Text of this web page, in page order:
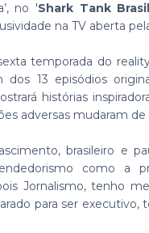
no 'Shark Tank Brasil
na TV aberta
temporada do
dos 13 episódios
histórias
adversas mudaram
brasileiro e
como a
Jornalismo, tenho
para ser executivo,